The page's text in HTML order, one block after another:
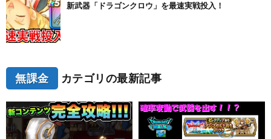
新武器「ドラゴンクロウ」を最速実戦投入！
無課金 カテゴリの最新記事